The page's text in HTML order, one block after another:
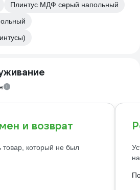
Плинтус МДФ серый напольный
и возврат
товар, который не был